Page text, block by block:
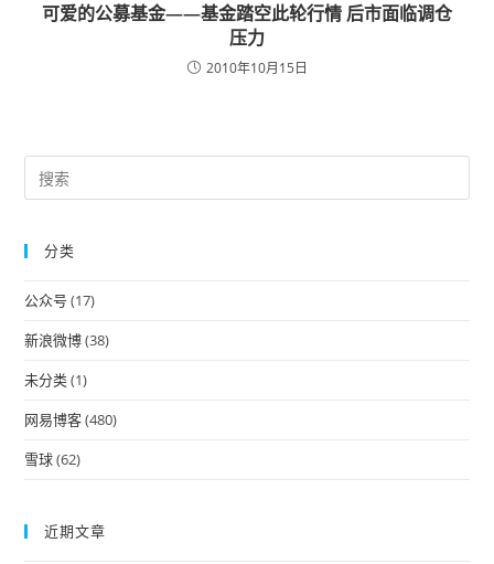
可爱的公募基金——基金踏空此轮行情 后市面临调仓
压力
2010年10月15日
分类
公众号 (17)
新浪微博(38)
未分类(1)
网易博客(480)
雪球(62)
近期文章